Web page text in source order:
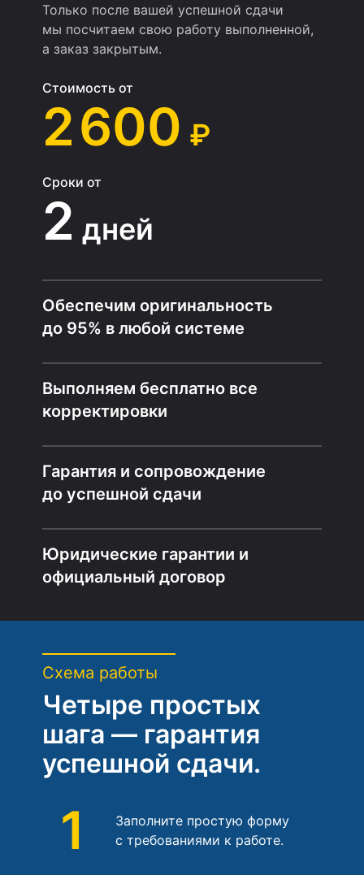
Только после вашей успешной сдачи
мы посчитаем свою работу выполненной,
а заказ закрытым.
Стоимость от
2 600 ₽
Сроки от
2 дней
Обеспечим оригинальность
до 95% в любой системе
Выполняем бесплатно все
корректировки
Гарантия и сопровождение
до успешной сдачи
Юридические гарантии и
официальный договор
Схема работы
Четыре простых
шага — гарантия
успешной сдачи.
1
Заполните простую форму
с требованиями к работе.